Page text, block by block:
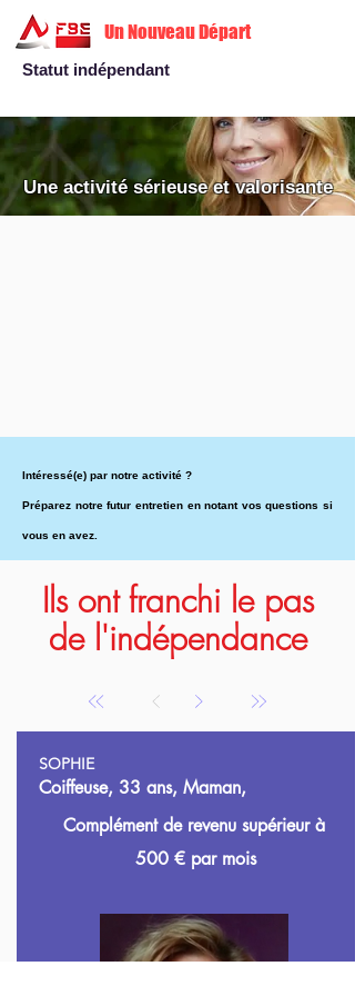
Un Nouveau Départ
Statut indépendant
Une activité sérieuse et valorisante
Intéressé(e) par notre activité ?
Préparez notre futur entretien en notant vos questions si
vous en avez.
Ils ont franchi le pas
de l'indépendance
SOPHIE
Coiffeuse, 33 ans, Maman,
Complément de revenu supérieur à
500 € par mois